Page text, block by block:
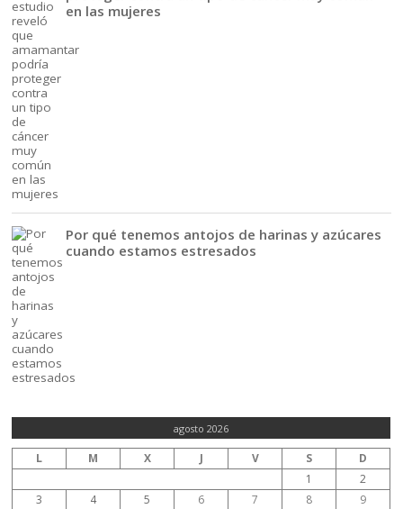
en las mujeres
Por qué tenemos antojos de harinas y azúcares
cuando estamos estresados
agosto 2026
L M X J V S
D
1
2
3
4 5 6 7 8 9